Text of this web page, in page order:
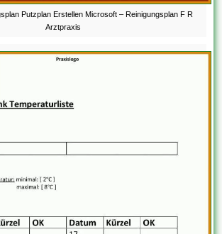
Putzplan Erstellen Microsoft – Reinigungsplan F R
Arztpraxis